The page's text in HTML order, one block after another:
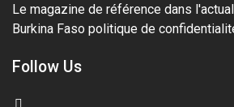
Le magazine de référence dans
Burkina Faso politique de
Follow Us